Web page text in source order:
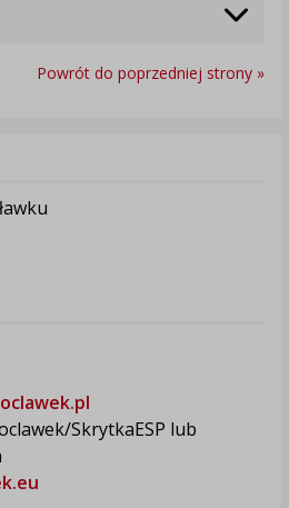
Powrót do poprzedniej strony »
SkrytkaESP lub